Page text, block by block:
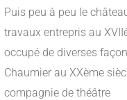
Puis peu à peu le
travaux entrepris au
occupé de diverses
Chaumier au XXème
compagnie de théâtre